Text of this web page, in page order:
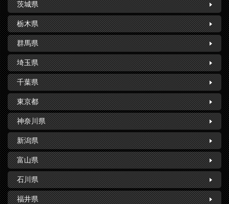
茨城県
栃木県
群馬県
埼玉県
千葉県
東京都
神奈川県
新潟県
富山県
石川県
福井県